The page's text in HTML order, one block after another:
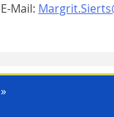
E-Mail:
»